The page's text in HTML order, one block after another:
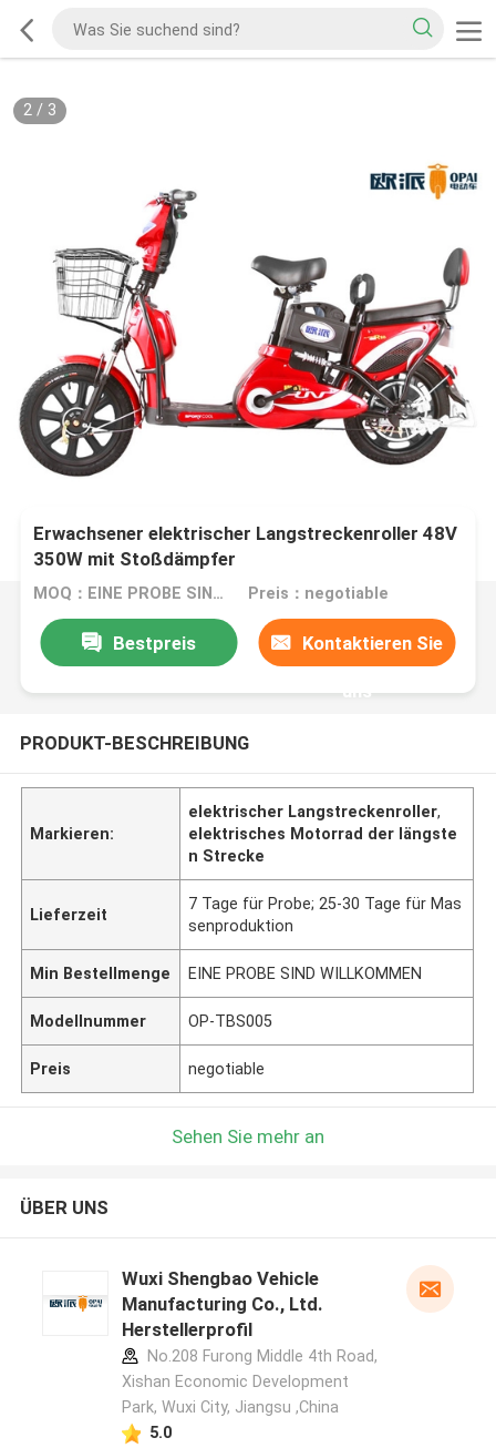
2/ 3
Erwachsener elektrischer Langstreckenroller 48V
350W mit Stoßdämpfer
MOQ：EINE PROBE SIND WILLKOMMEN Preis：negotiable
Bestpreis Kontaktieren Sie
uns
PRODUKT-BESCHREIBUNG
Markieren:
elektrischer Langstreckenroller,
elektrisches Motorrad der längste
n Strecke
Lieferzeit
7 Tage für Probe; 25-30 Tage für Mas
senproduktion
Min Bestellmenge EINE PROBE SIND WILLKOMMEN
Modellnummer OP-TBS005
Preis negotiable
Sehen Sie mehr an
ÜBER UNS
Wuxi Shengbao Vehicle
Manufacturing Co., Ltd.
Herstellerprofil
No.208 Furong Middle 4th Road,
Xishan Economic Development
Park, Wuxi City, Jiangsu ,China
5.0